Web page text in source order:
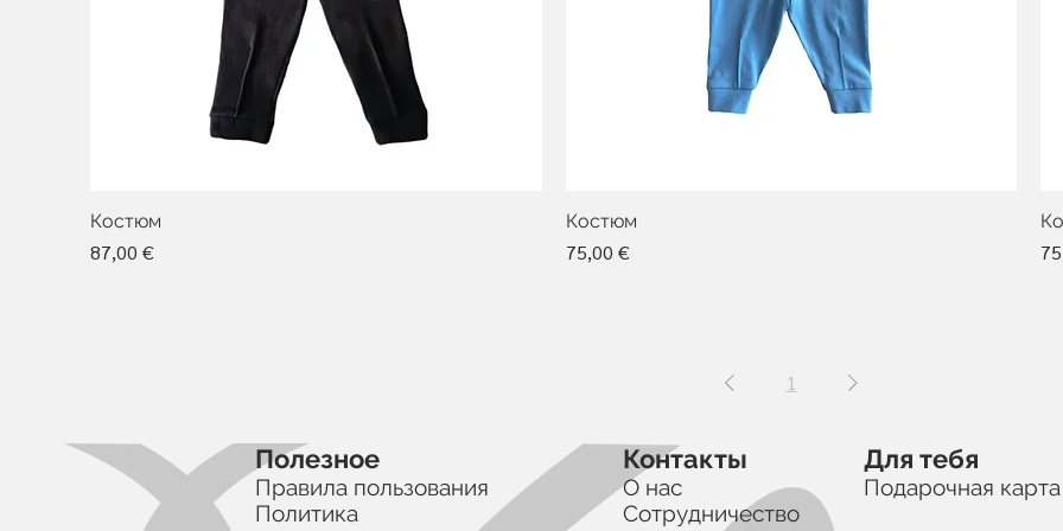
Костюм
Цена
87,00 €
Костюм
Цена
75,00 €
1
Полезное
Правила пользования
Политика
Контакты
О нас
Сотрудничество
Для тебя
Подарочная карта